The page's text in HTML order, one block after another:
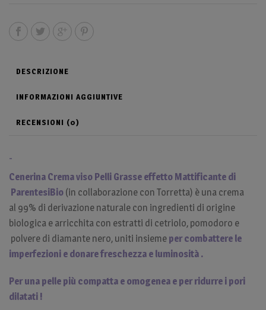
DESCRIZIONE
INFORMAZIONI AGGIUNTIVE
RECENSIONI (0)
-
Cenerina Crema viso Pelli Grasse effetto Mattificante di
ParentesiBio (in collaborazione con Torretta) è una crema
al 99% di derivazione naturale con ingredienti di origine
biologica e arricchita con estratti di cetriolo, pomodoro e
polvere di diamante nero, uniti insieme per combattere le
imperfezioni e donare freschezza e luminosità .
Per una pelle più compatta e omogenea e per ridurre i pori
dilatati !